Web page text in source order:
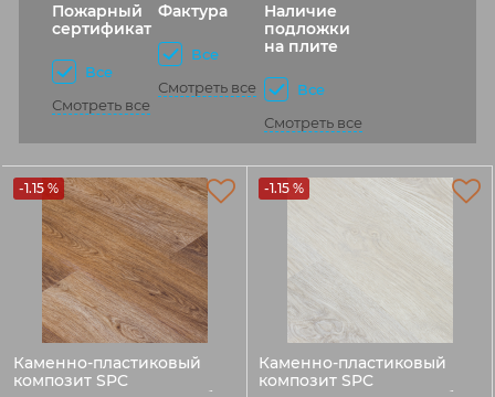
Пожарный
сертификат
Все
Смотреть все
Фактура
Все
Смотреть все
Наличие
подложки
на плите
Все
Смотреть все
-1.15 %
Каменно-пластиковый
композит SPC
-1.15 %
Каменно-пластиковый
композит SPC